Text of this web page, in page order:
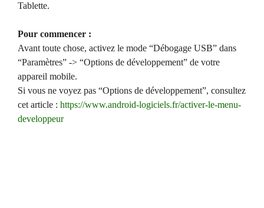
Tablette.
Pour commencer :
Avant toute chose, activez le mode “Débogage USB” dans
“Paramètres” -> “Options de développement” de votre
appareil mobile.
Si vous ne voyez pas “Options de développement”, consultez
cet article : https://www.android-logiciels.fr/activer-le-menu-
developpeur